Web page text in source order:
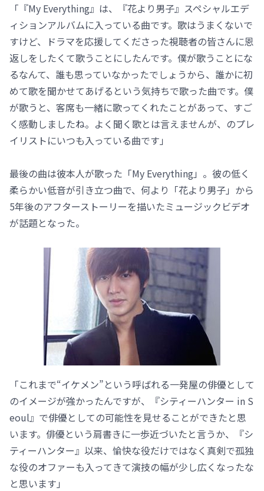
「『My Everything』は、『花より男子』スペシャルエデ
ィションアルバムに入っている曲です。歌はうまくないで
すけど、ドラマを応援してくださった視聴者の皆さんに恩
返しをしたくて歌うことにしたんです。僕が歌うことにな
るなんて、誰も思っていなかったでしょうから、誰かに初
めて歌を聞かせてあげるという気持ちで歌った曲です。僕
が歌うと、客席も一緒に歌ってくれたことがあって、すご
く感動しましたね。よく聞く歌とは言えませんが、のプレ
イリストにいつも入っている曲です」
最後の曲は彼本人が歌った「My Everything」。彼の低く
柔らかい低音が引き立つ曲で、何より「花より男子」から
5年後のアフターストーリーを描いたミュージックビデオ
が話題となった。
「これまで“イケメン”という呼ばれる一発屋の俳優として
のイメージが強かったんですが、『シティーハンター in S
eoul』で俳優としての可能性を見せることができたと思
います。俳優という肩書きに一歩近づいたと言うか、『シ
ティーハンター』以来、愉快な役だけではなく真剣で孤独
な役のオファーも入ってきて演技の幅が少し広くなったな
と思います」